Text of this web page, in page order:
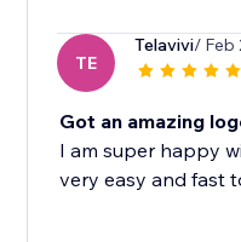
TE
Telavivi/ Feb
Got an amazing
I am super happy
very easy and fast